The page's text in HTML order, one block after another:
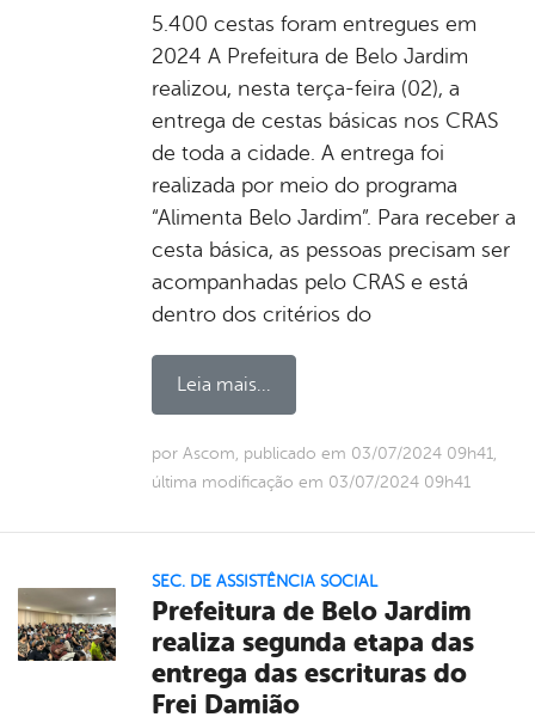
5.400 cestas foram entregues em
2024 A Prefeitura de Belo Jardim
realizou, nesta terça-feira (02), a
entrega de cestas básicas nos CRAS
de toda a cidade. A entrega foi
realizada por meio do programa
“Alimenta Belo Jardim”. Para receber a
cesta básica, as pessoas precisam ser
acompanhadas pelo CRAS e está
dentro dos critérios do
Leia mais...
por Ascom, publicado em 03/07/2024 09h41,
última modificação em 03/07/2024 09h41
SEC. DE ASSISTÊNCIA SOCIAL
Prefeitura de Belo Jardim
realiza segunda etapa das
entrega das escrituras do
Frei Damião